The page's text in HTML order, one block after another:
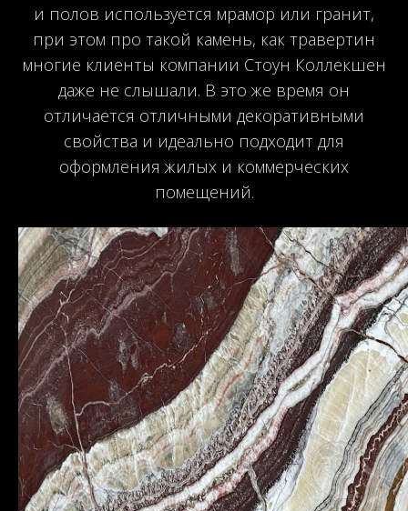
и полов используется мрамор или гранит,
при этом про такой камень, как травертин
многие клиенты компании Стоун Коллекшен
даже не слышали. В это же время он
отличается отличными декоративными
свойства и идеально подходит для
оформления жилых и коммерческих
помещений.